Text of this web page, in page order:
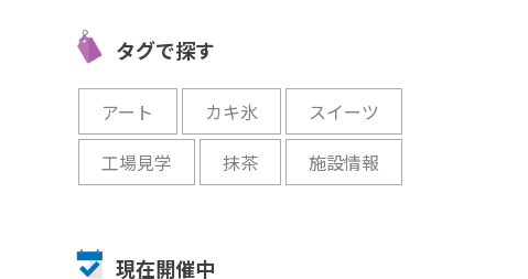
開催中
タグで探す
アート カキ氷
スイーツ
工場見学
抹茶 施設情報
現在開催中